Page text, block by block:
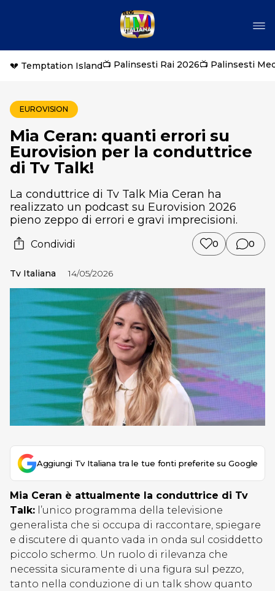
💔 Temptation Island📺 Palinsesti Rai 2026📺 Palinsesti
EUROVISION
Mia Ceran: quanti errori su
Eurovision per la conduttrice
di Tv Talk!
La conduttrice di Tv Talk Mia Ceran ha
realizzato un podcast su Eurovision 2026
pieno zeppo di errori e gravi imprecisioni.
Condividi 0 0
Tv Italiana 14/05/2026
Aggiungi Tv Italiana tra le tue fonti preferite su Google
Mia Ceran è attualmente la conduttrice di Tv
Talk: l’unico programma della televisione
generalista che si occupa di raccontare, spiegare
e discutere di quanto vada in onda sul cosiddetto
piccolo schermo. Un ruolo di rilevanza che
necessita sicuramente di una figura sul pezzo,
tanto nella conduzione di un talk show quanto